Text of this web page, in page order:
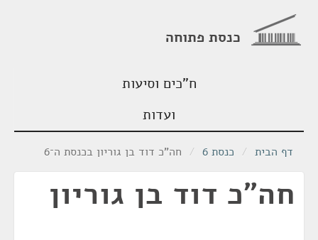
כנסת פתוחה
ח"כים וסיעות
ועדות
דף הבית / כנסת 6 / חה"כ דוד בן גוריון בכנסת ה־6
חה"כ דוד בן גוריון